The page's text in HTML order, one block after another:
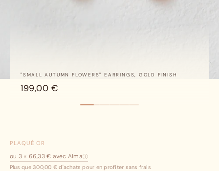
"SMALL AUTUMN FLOWERS" EARRINGS, GOLD FINISH
199,00 €
PLAQUÉ OR
ou 3 × 66,33 € avec Alma
Plus que 300,00 € d'achats pour en profiter sans frais